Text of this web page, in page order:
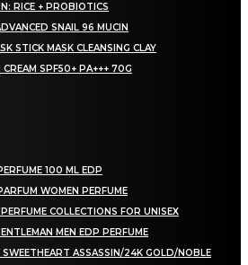
RICE + PROBIOTICS
SNAIL 96 MUCIN
STICK MASK CLEANSING CLAY
SPF50+ PA+++ 70G
100 ML EDP
WOMEN PERFUME
COLLECTIONS FOR UNISEX
MEN EDP PERFUME
SWEETHEART ASSASSIN/24K GOLD/NOBLE